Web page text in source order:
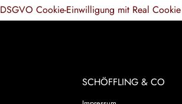
SCHÖFFLING & CO
DSGVO Cookie-Einwilligung mit Real